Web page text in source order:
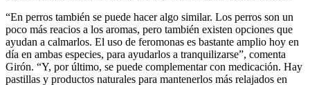
“En perros también se puede hacer algo similar. Los perros son un
poco más reacios a los aromas, pero también existen opciones que
ayudan a calmarlos. El uso de feromonas es bastante amplio hoy en
día en ambas especies, para ayudarlos a tranquilizarse”, comenta
Girón. “Y, por último, se puede complementar con medicación. Hay
pastillas y productos naturales para mantenerlos más relajados en